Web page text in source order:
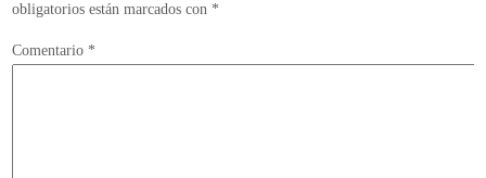
obligatorios están marcados con *
Comentario *